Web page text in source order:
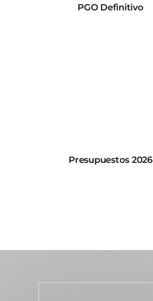
PGO Definitivo
Presupuestos 2026